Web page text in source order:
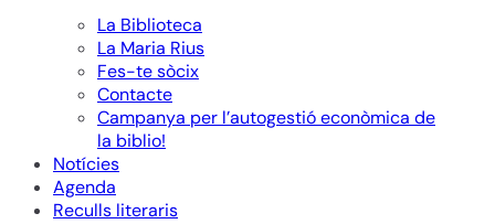
La Biblioteca
La Maria Rius
Fes-te sòcix
Contacte
Campanya per l’autogestió econòmica de
la biblio!
Notícies
Agenda
Reculls literaris